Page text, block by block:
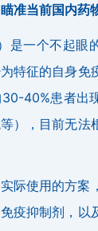
准当前国内药
是一个不起眼
特征的自身免
40%患者出
），目前无法
际使用的方案
疫抑制剂，以